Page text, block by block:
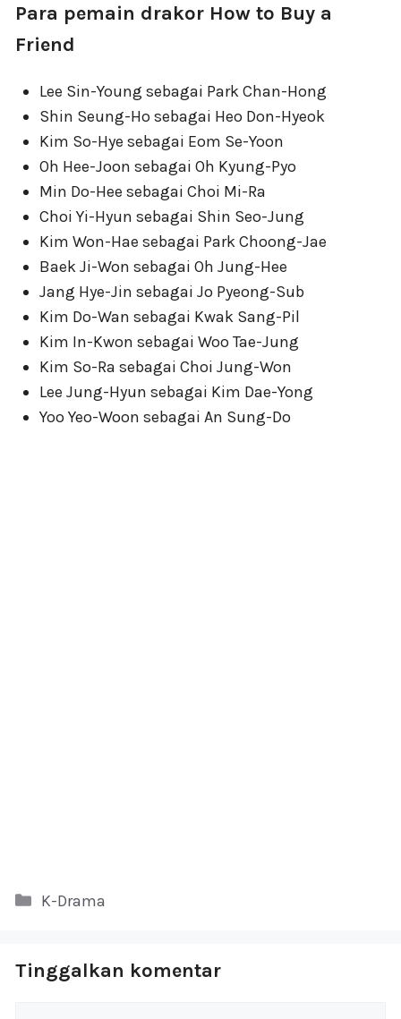
Para pemain drakor How to Buy a
Friend
Lee Sin-Young sebagai Park Chan-Hong
Shin Seung-Ho sebagai Heo Don-Hyeok
Kim So-Hye sebagai Eom Se-Yoon
Oh Hee-Joon sebagai Oh Kyung-Pyo
Min Do-Hee sebagai Choi Mi-Ra
Choi Yi-Hyun sebagai Shin Seo-Jung
Kim Won-Hae sebagai Park Choong-Jae
Baek Ji-Won sebagai Oh Jung-Hee
Jang Hye-Jin sebagai Jo Pyeong-Sub
Kim Do-Wan sebagai Kwak Sang-Pil
Kim In-Kwon sebagai Woo Tae-Jung
Kim So-Ra sebagai Choi Jung-Won
Lee Jung-Hyun sebagai Kim Dae-Yong
Yoo Yeo-Woon sebagai An Sung-Do
Kategori
K-Drama
Tinggalkan komentar